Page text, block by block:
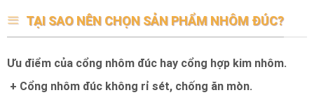
TẠI SAO NÊN CHỌN SẢN PHẨM NHÔM ĐÚC?
Ưu điểm của cổng nhôm đúc hay cổng hợp kim nhôm.
+ Cổng nhôm đúc không rỉ sét, chống ăn mòn.